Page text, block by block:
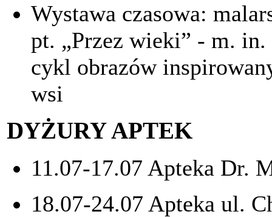
Wystawa czasowa:
pt. „Przez wieki” - m.
cykl obrazów
wsi
DYŻURY APTEK
11.07-17.07 Apteka Dr.
18.07-24.07 Apteka ul.